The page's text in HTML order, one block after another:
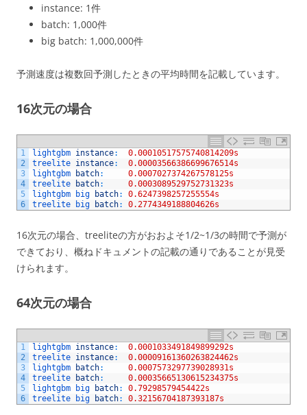
instance: 1件
batch: 1,000件
big batch: 1,000,000件
予測速度は複数回予測したときの平均時間を記載しています。
16次元の場合
1
2
3
4
5
6
lightgbm instance:
0.00010517575740814209s
treelite instance:
0.00003566386699676514s
lightgbm
batch:
0.0007027374267578125s
treelite
batch:
0.0003089529752731323s
lightgbm
big batch:
0.6247398257255554s
treelite
big batch: 0.2774349188804626s
16次元の場合、treeliteの方がおおよそ1/2~1/3の時間で予測が
できており、概ねドキュメントの記載の通りであることが見受
けられます。
64次元の場合
1
2
3
4
5
6
lightgbm instance:
0.0001033491849899292s
treelite instance:
0.00009161360263824462s
lightgbm
batch:
0.0007573297739028931s
treelite
batch:
0.00035665130615234375s
lightgbm
big batch:
0.79298579454422s
treelite
big batch: 0.32156704187393187s